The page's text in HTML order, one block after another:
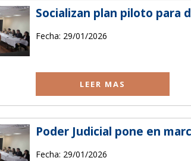
Socializan plan piloto para
Fecha: 29/01/2026
LEER MAS
Poder Judicial pone en
Fecha: 29/01/2026